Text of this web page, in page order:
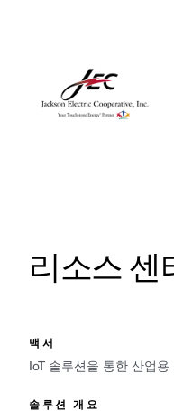
리소스 센
백서
IoT 솔루션을 통한 산업
솔루션 개요